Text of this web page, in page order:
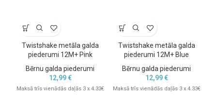
Twistshake metāla galda
piederumi 12M+ Pink
Bērnu galda piederumi
12,99€
Maksā trīs vienādās daļās 3 x 4.33€
Twistshake metāla galda
piederumi 12M+ Blue
Bērnu galda piederumi
12,99€
Maksā trīs vienādās daļās 3 x 4.33€